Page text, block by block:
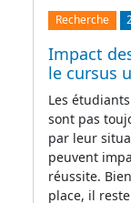
Recherche
Impact
le cursus
Les
sont pas
par leur
peuvent
réussite.
place, il